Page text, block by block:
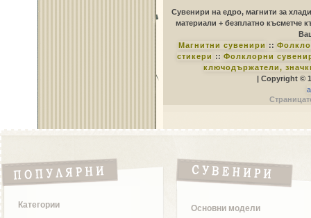
Сувенири на едро, магнити за
материали + безплатно късметче
Магнитни сувенири ::
стикери :: Фолклорни
ключодържатели,
| Copyright ©
Категории Основни модели